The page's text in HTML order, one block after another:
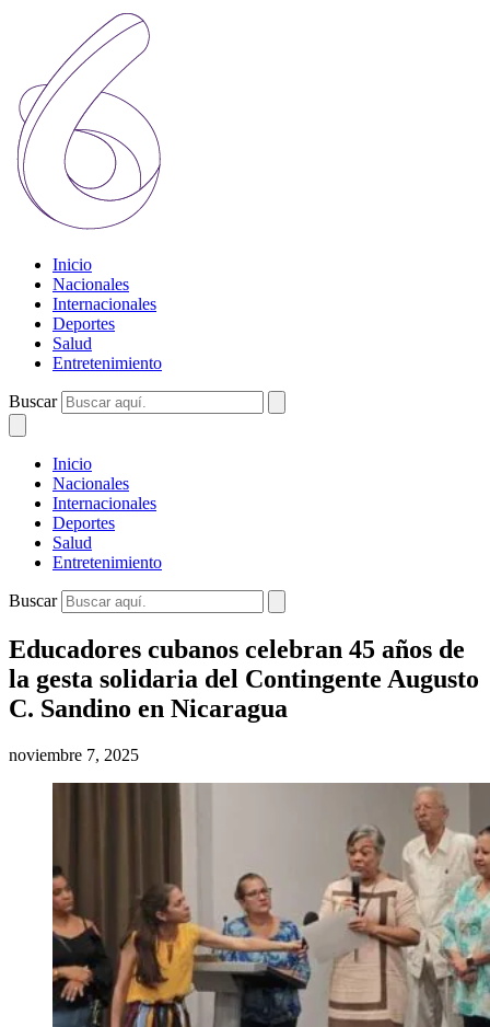
Inicio
Nacionales
Internacionales
Deportes
Salud
Entretenimiento
Buscar
Inicio
Nacionales
Internacionales
Deportes
Salud
Entretenimiento
Buscar
Educadores cubanos celebran 45 años de
la gesta solidaria del Contingente Augusto
C. Sandino en Nicaragua
noviembre 7, 2025